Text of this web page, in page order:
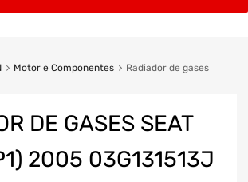
Motor e Componentes Radiador de gases
DE GASES SEAT
2005 03G131513J